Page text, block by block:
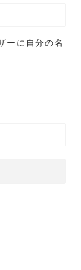
ーに自分の名